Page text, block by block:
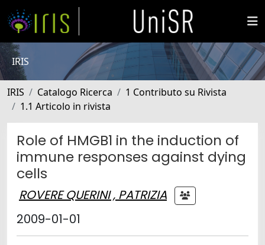
IRIS
IRIS Catalogo Ricerca
1 Contributo su Rivista
1.1 Articolo in rivista
Role of HMGB1 in the induction of
immune responses against dying
cells
ROVERE QUERINI , PATRIZIA
2009-01-01